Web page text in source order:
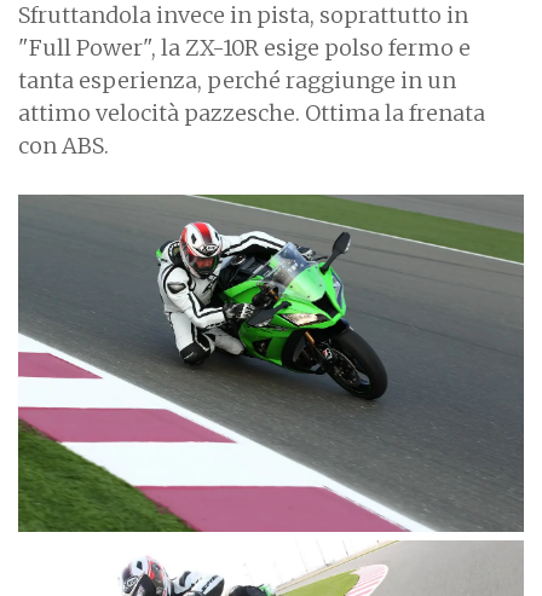
Sfruttandola invece in pista, soprattutto in
"Full Power", la ZX-10R esige polso fermo e
tanta esperienza, perché raggiunge in un
attimo velocità pazzesche. Ottima la frenata
con ABS.